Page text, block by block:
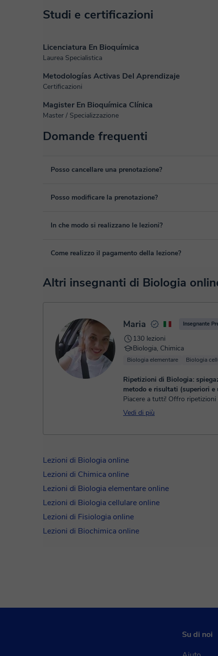
Studi e certificazioni
Licenciatura En Bioquímica
Laurea Specialistica
Metodologías Activas Del Aprendizaje
Certificazioni
Magister En Bioquímica Clínica
Master / Specializzazione
Domande frequenti
Posso cancellare una prenotazione?
Sì, puoi cancellare una prenotazione fino ad un massimo
Posso modificare la prenotazione?
Sì, se nel caso hai un imprevisto, potrai cambiare l'ora o
In che modo si realizzano le lezioni?
Le lezioni si realizzano nell'aula virtuale di Classgap,
Come realizzo il pagamento della lezione?
Nel momento nel quale selezioni una lezione o un pack,
o debito.
Una volta che hai realizzato il pagamento, riceverai un
Altri insegnanti di Biologia
Maria Insegnante
130 lezioni
Biologia, Chimica
Biologia elementare Biologia
Ripetizioni di Biologia:
metodo e risultati (superiori e
Piacere a tutti! Offro ripetizioni
Chimica (scuole medie, superiori
università). Aiuto sia a
Vedi di più
Lezioni di Biologia online
Lezioni di Chimica online
Lezioni di Biologia elementare online
Lezioni di Biologia cellulare online
Lezioni di Fisiologia online
Lezioni di Biochimica online
Su di noi